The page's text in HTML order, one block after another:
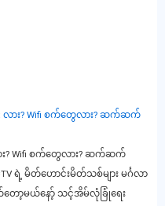
လား? Wifi စက်တွေလား? ဆက်ဆက်
ား? Wifi စက်တွေလား? ဆက်ဆက်
ရဲ့ မိတ်ဟောင်းမိတ်သစ်များ မင်္ဂလာ
က်တော့မယ်နော့် သင့်အိမ်လုံခြုံရေး